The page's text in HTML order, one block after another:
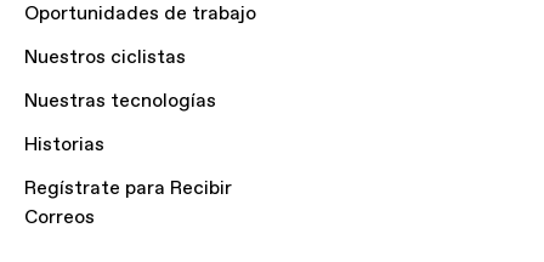
Oportunidades de trabajo
Nuestros ciclistas
Nuestras tecnologías
Historias
Regístrate para Recibir
Correos